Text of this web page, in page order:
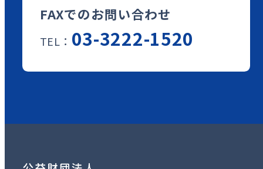
FAXでのお問い合わせ
TEL： 03-3222-1520